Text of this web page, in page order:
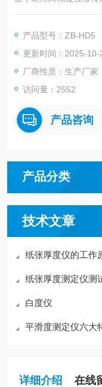
功能齐全、性能可靠、
产品型号：ZB-HD5
更新时间：2025-10-
厂商性质：生产厂家
访问量：2552
产品咨询
产品分类
技术文章
纸张厚度仪的工作
纸张厚度测定仪测
白度仪
平滑度测定仪六大
详细介绍 在线